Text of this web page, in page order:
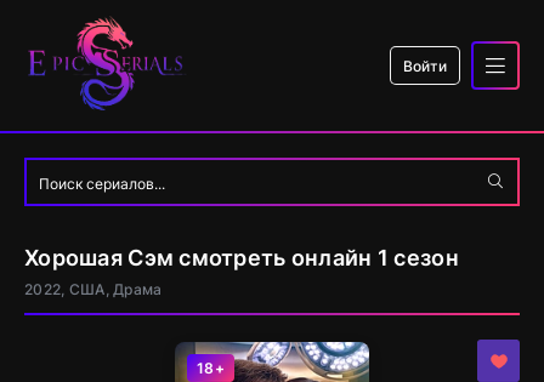
Войти
Хорошая Сэм смотреть онлайн 1 сезон
2022, США, Драма
18+